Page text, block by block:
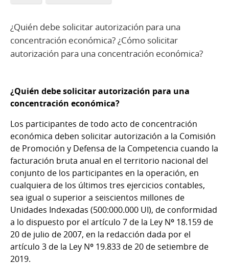
¿Quién debe solicitar autorización para una
concentración económica? ¿Cómo solicitar
autorización para una concentración económica?
¿Quién debe solicitar autorización para una
concentración económica?
Los participantes de todo acto de concentración
económica deben solicitar autorización a la Comisión
de Promoción y Defensa de la Competencia cuando la
facturación bruta anual en el territorio nacional del
conjunto de los participantes en la operación, en
cualquiera de los últimos tres ejercicios contables,
sea igual o superior a seiscientos millones de
Unidades Indexadas (500:000.000 UI), de conformidad
a lo dispuesto por el artículo 7 de la Ley Nº 18.159 de
20 de julio de 2007, en la redacción dada por el
artículo 3 de la Ley Nº 19.833 de 20 de setiembre de
2019.